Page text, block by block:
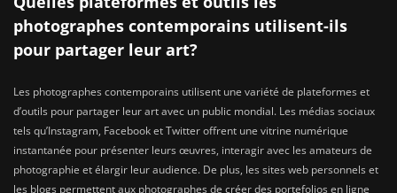
photographes contemporains utilisent-ils
pour partager leur art?
Les photographes contemporains utilisent une variété de plateformes et
d’outils pour partager leur art avec un public mondial. Les médias sociaux
tels qu’Instagram, Facebook et Twitter offrent une vitrine numérique
instantanée pour présenter leurs œuvres, interagir avec les amateurs de
photographie et élargir leur audience. De plus, les sites web personnels et
les blogs permettent aux photographes de créer des portefolios en ligne